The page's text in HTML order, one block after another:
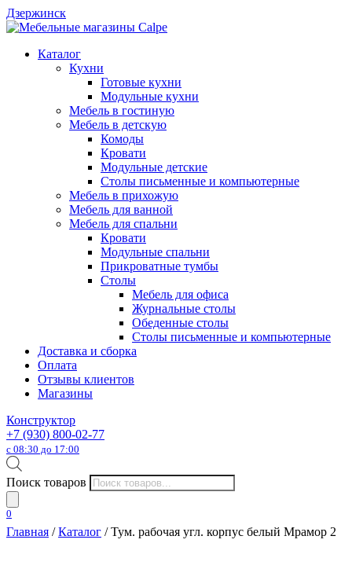
Дзержинск
Каталог
Кухни
Готовые кухни
Модульные кухни
Мебель в гостиную
Мебель в детскую
Комоды
Кровати
Модульные детские
Столы письменные и компьютерные
Мебель в прихожую
Мебель для ванной
Мебель для спальни
Кровати
Модульные спальни
Прикроватные тумбы
Столы
Мебель для офиса
Журнальные столы
Обеденные столы
Столы письменные и компьютерные
Доставка и сборка
Оплата
Отзывы клиентов
Магазины
Конструктор
+7 (930) 800-02-77
с 08:30 до 17:00
Поиск товаров
0
Главная /Каталог / Тум. рабочая угл. корпус белый Мрамор 2